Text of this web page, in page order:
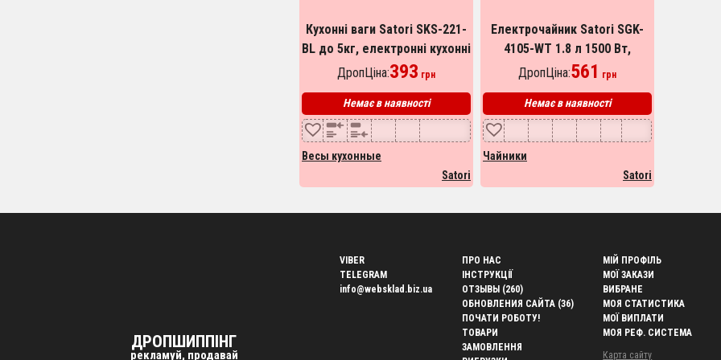
Кухонні ваги Satori SKS-221-
BL до 5кг, електронні кухонні
ваги, точні кухонні ваги.
ДропЦіна:393 грн
Немає в наявності
Весы кухонные
Satori
Електрочайник Satori SGK-
4105-WT 1.8 л 1500 Вт,
стильний електричний
підсвічуванням
ДропЦіна:561 грн
Немає в наявності
Чайники
Satori
ДРОПШИППІНГ
рекламуй, продавай
VIBER
TELEGRAM
info@websklad.biz.ua
ПРО НАС
ІНСТРУКЦІЇ
ОТЗЫВЫ (260)
ОБНОВЛЕНИЯ САЙТА (36)
ПОЧАТИ РОБОТУ!
ТОВАРИ
ЗАМОВЛЕННЯ
МІЙ ПРОФІЛЬ
МОЇ ЗАКАЗИ
ВИБРАНЕ
МОЯ СТАТИСТИКА
МОЇ ВИПЛАТИ
МОЯ РЕФ. СИСТЕМА
Карта сайту